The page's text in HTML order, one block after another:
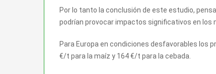
Por lo tanto la conclusión de este estudio,
podrían provocar impactos significativos en los
Para Europa en condiciones desfavorables los
€/t para la maíz y 164 €/t para la cebada.